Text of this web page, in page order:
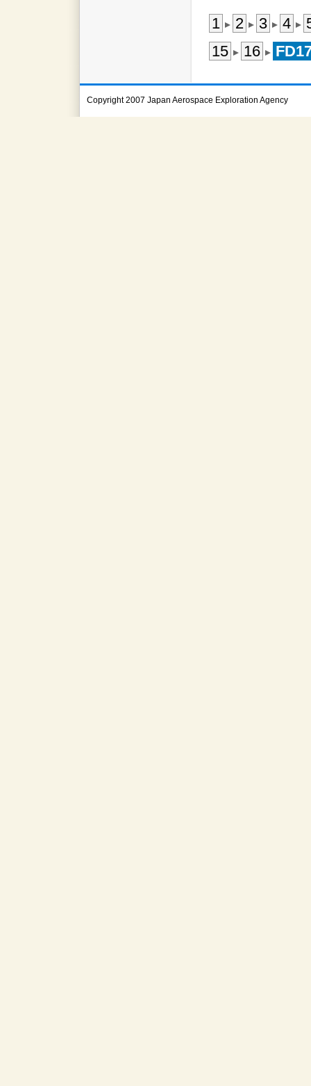
1 2 3 4
15
16
Copyright 2007 Japan Aerospace Exploration Agency